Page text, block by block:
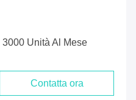
3000 Unità Al Mese
Contatta ora